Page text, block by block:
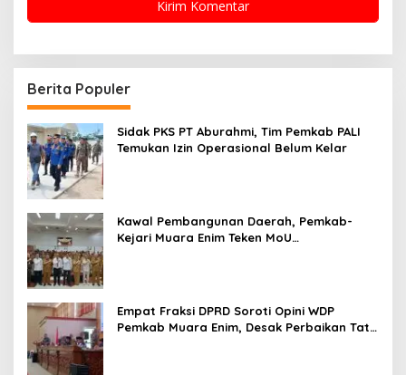
Berita Populer
Sidak PKS PT Aburahmi, Tim Pemkab PALI
Temukan Izin Operasional Belum Kelar
Kawal Pembangunan Daerah, Pemkab-
Kejari Muara Enim Teken MoU
Empat Fraksi DPRD Soroti Opini WDP
Pemkab Muara Enim, Desak Perbaikan Tata